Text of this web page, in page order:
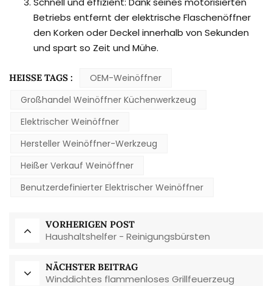
Betriebs entfernt der elektrische Flaschenöffner
den Korken oder Deckel innerhalb von Sekunden
und spart so Zeit und Mühe.
HEISSE TAGS :
OEM-Weinöffner
Großhandel Weinöffner Küchenwerkzeug
Elektrischer Weinöffner
Hersteller Weinöffner-Werkzeug
Heißer Verkauf Weinöffner
Benutzerdefinierter Elektrischer Weinöffner
VORHERIGEN POST
Haushaltshelfer - Reinigungsbürsten
NÄCHSTER BEITRAG
Winddichtes flammenloses Grillfeuerzeug